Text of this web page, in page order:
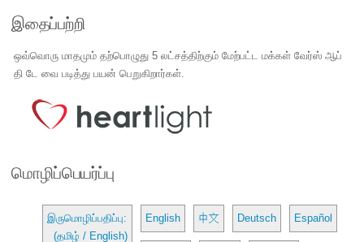
இதைப்பற்றி
ஒவ்வொரு மாதமும் தற்பொழுது 5 லட்சத்திற்கும் மேற்பட்ட மக்கள் வேர்ஸ் ஆப்
தி டே வை படித்து பயன் பெறுகிறார்கள்.
மொழிப்பெயர்ப்பு
இருமொழிப்பதிப்பு:
(தமிழ் / English)
English 中文 Deutsch Español